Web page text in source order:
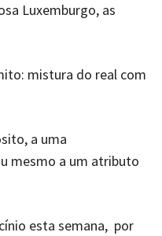
Luxemburgo, as
mistura do real com
a uma
mesmo a um atributo
esta semana, por